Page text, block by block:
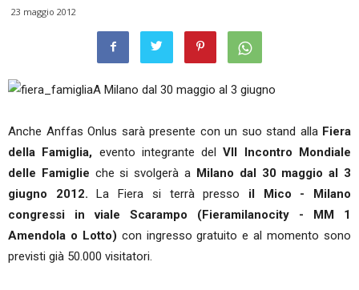
23 maggio 2012
A Milano dal 30 maggio al 3 giugno
Anche Anffas Onlus sarà presente con un suo stand alla Fiera
della Famiglia, evento integrante delVII Incontro Mondiale
delle Famiglie che si svolgerà a Milano dal 30 maggio al 3
giugno 2012. La Fiera si terrà presso il Mico - Milano
congressi in viale Scarampo (Fieramilanocity - MM 1
Amendola o Lotto) con ingresso gratuito e al momento sono
previsti già 50.000 visitatori.